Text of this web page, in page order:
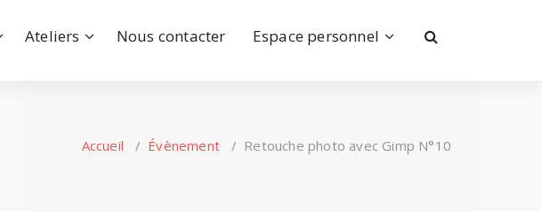
Ateliers Nous contacter Espace personnel
Accueil / Évènement/ Retouche photo avec Gimp N°10